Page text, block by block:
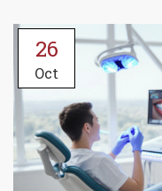
26
Oct